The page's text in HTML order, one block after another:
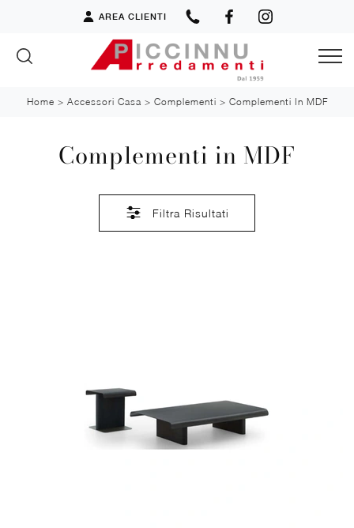
AREA CLIENTI
Home > Accessori Casa > Complementi > Complementi In MDF
Complementi in MDF
Filtra Risultati